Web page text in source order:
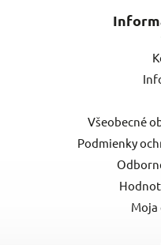
Všeobecné
Podmienky
Moja